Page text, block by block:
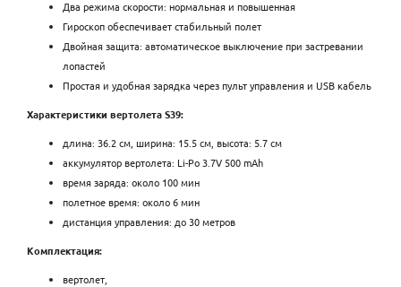
Два режима скорости: нормальная и повышенная
Гироскоп обеспечивает стабильный полет
Двойная защита: автоматическое выключение при застревании
лопастей
Простая и удобная зарядка через пульт управления и USB кабель
Характеристики вертолета S39:
длина: 36.2 см, ширина: 15.5 см, высота: 5.7 см
аккумулятор вертолета: Li-Po 3.7V 500 mAh
время заряда: около 100 мин
полетное время: около 6 мин
дистанция управления: до 30 метров
Комплектация:
вертолет,